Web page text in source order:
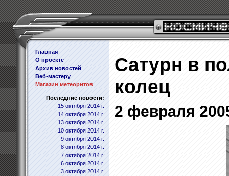
Главная
О проекте
Архив новостей
Веб-мастеру
Магазин метеоритов
Последние новости:
15 октября 2014 г.
14 октября 2014 г.
13 октября 2014 г.
10 октября 2014 г.
9 октября 2014 г.
8 октября 2014 г.
7 октября 2014 г.
6 октября 2014 г.
3 октября 2014 г.
Сатурн в
колец
2 февраля